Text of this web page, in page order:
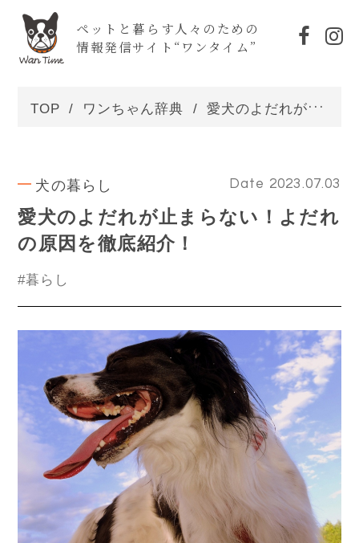
ペットと暮らす人々のための
情報発信サイト“ワンタイム”
TOP ワンちゃん辞典 愛犬のよだれが止まらない！よだれの原因を徹底紹介！
犬の暮らし Date 2023.07.03
愛犬のよだれが止まらない！よだれ
の原因を徹底紹介！
#暮らし